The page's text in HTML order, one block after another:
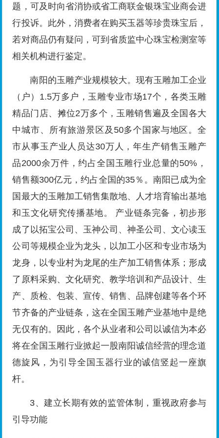
题，可及时向省消协或省工商联金银珠宝业商会进
行投诉。此外，消费者在购买玉器等珍贵珠宝后，
若对商品仍有疑问，可到省质监中心珠宝检测室等
相关机构进行鉴定。
南阳的玉雕产业规模较大。现有玉雕加工企业
（户）1.5万多户，玉雕专业市场17个，各类玉雕
精品门店、摊位2万多个，玉雕销售遍及全国各大
中城市、所有旅游景区及50多个国家与地区。全
市从事玉产业人员达30万人，年生产销售玉雕产
品2000余万件，约占全国玉雕行业总量的50%，
销售额300亿元，约占全国的35％。南阳已成为全
国最大的玉雕加工销售集散地、人才培育输出基地
和玉文化研究传播基地。 产业链条完备，初步形
成了以拓宝公司、玉神公司、神圣公司、文心读玉
公司等规模企业为龙头，以加工小区和专业市场为
龙身，以专业村为龙尾的生产加工销售体系；形成
了原料采购、文化研究、教学培训和产品设计、生
产、质检、包装、宣传、销售、品牌创建等各个环
节齐备的产业链条，这在全国玉雕产业基地中是绝
无仅有的。因此，各个从业者和公司以诚信为本必
将在全国玉雕行业掀起一股南阳诚信经营的理念道
德旋风，为引导全国玉器行业的诚信竖起一座旗
杆。
3、建立长期有效的监管体制，重视政府参与
引导功能